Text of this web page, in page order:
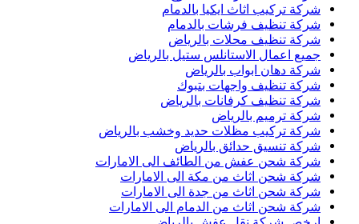
شركة تركيب اثاث ايكيا بالدمام
شركة تنظيف فرشات بالدمام
شركة تنظيف محلات بالرياض
جميع اعمال الاستانلس ستيل بالرياض
شركة دهان ابواب بالرياض
شركة تنظيف واجهات بتبوك
شركة تنظيف كرفانات بالرياض
شركة ترميم بالرياض
شركة تركيب مظلات حديد وخشب بالرياض
شركة تنسيق حدائق بالرياض
شركة شحن عفش من الطائف الى الامارات
شركة شحن اثاث من مكة الى الامارات
شركة شحن اثاث من جدة الى الامارات
شركة شحن اثاث من الدمام الى الامارات